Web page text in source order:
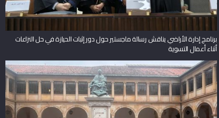
برنامج إدارة الأراضي يناقش رسالة ماجستير حول دور إثبات الحيازة في حل النزاعات
أثناء أعمال التسوية